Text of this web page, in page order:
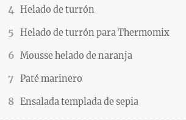
Helado de turrón
Helado de turrón para Thermomix
Mousse helado de naranja
Paté marinero
Ensalada templada de sepia